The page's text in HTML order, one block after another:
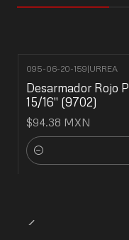
095-06-20-159|URREA
Desarmador Rojo
15/16" (9702)
$94.38 MXN
Cantidad